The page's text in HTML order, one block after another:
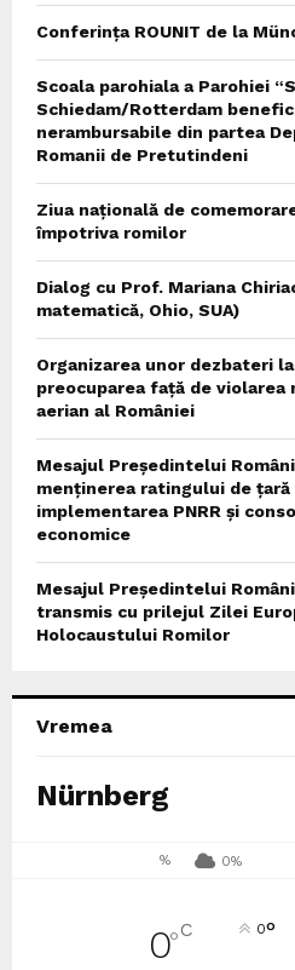
Conferința ROUNIT de la
Scoala parohiala a Parohiei
Schiedam/Rotterdam
nerambursabile din partea
Romanii de Pretutindeni
Ziua națională de
împotriva romilor
Dialog cu Prof. Mariana
matematică, Ohio, SUA)
Organizarea unor dezbateri
preocuparea față de
aerian al României
Mesajul Președintelui
menținerea ratingului de
implementarea PNRR și
economice
Mesajul Președintelui
transmis cu prilejul Zilei
Holocaustului Romilor
Vremea
Nürnberg
% 0%
0°C 0°